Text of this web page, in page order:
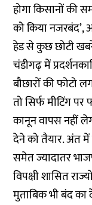
होगा किसानों की
को किया नजरबंद’,
हेड से कुछ छोटी
चंडीगढ़ में
बौछारों की फोटो
तो सिर्फ मीटिंग
कानून वापस नहीं
देने को तैयार. अंत में
समेत ज्यादातर
विपक्षी शासित
मुताबिक भी बंद